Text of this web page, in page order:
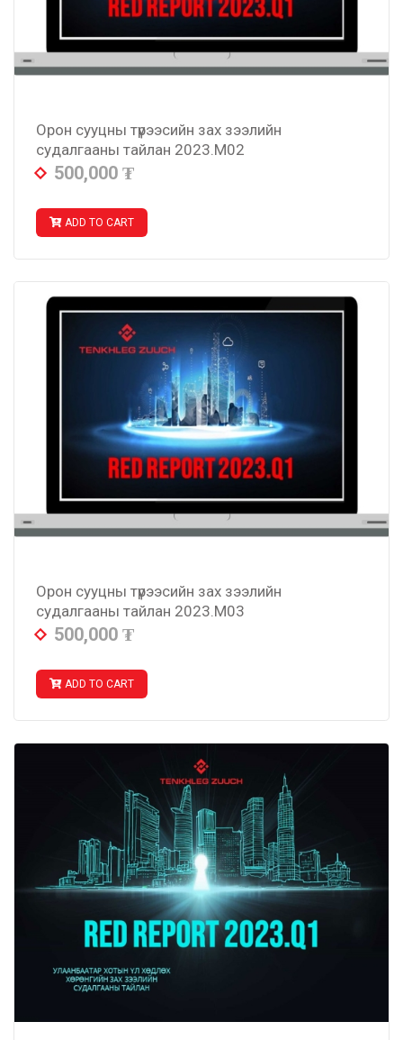
Орон сууцны түрээсийн зах зээлийн
судалгааны тайлан 2023.M02
500,000 ₮
ADD TO CART
Орон сууцны түрээсийн зах зээлийн
судалгааны тайлан 2023.M03
500,000 ₮
ADD TO CART